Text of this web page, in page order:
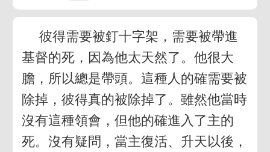
彼得需要被釘十字架，需要被帶進
基督的死，因為他太天然了。他很大
膽，所以總是帶頭。這種人的確需要被
除掉，彼得真的被除掉了。雖然他當時
沒有這種領會，但他的確進入了主的
死。沒有疑問，當主復活、升天以後，